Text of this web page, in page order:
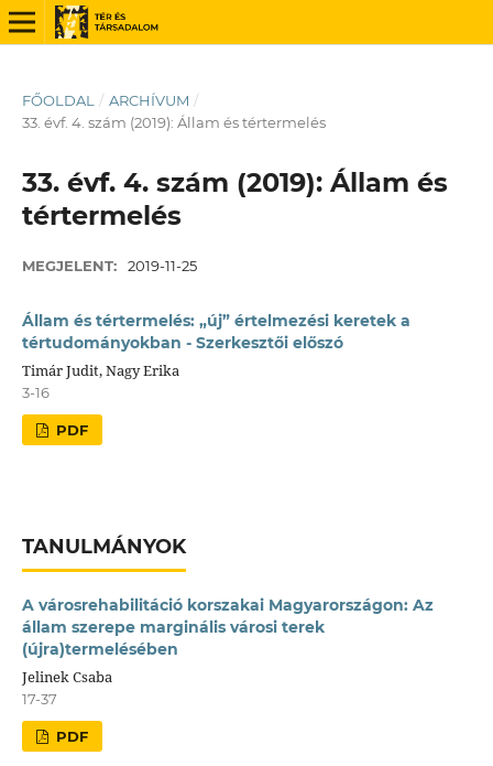
FŐOLDAL / ARCHÍVUM /
33. évf. 4. szám (2019): Állam és tértermelés
33. évf. 4. szám (2019): Állam és
tértermelés
MEGJELENT: 2019-11-25
Állam és tértermelés: „új” értelmezési keretek a
tértudományokban - Szerkesztői előszó
Timár Judit, Nagy Erika
3-16
PDF
TANULMÁNYOK
A városrehabilitáció korszakai Magyarországon: Az
állam szerepe marginális városi terek
(újra)termelésében
Jelinek Csaba
17-37
PDF